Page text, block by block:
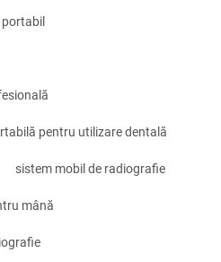
pentru utilizare dentală
sistem mobil de radiografie
mână